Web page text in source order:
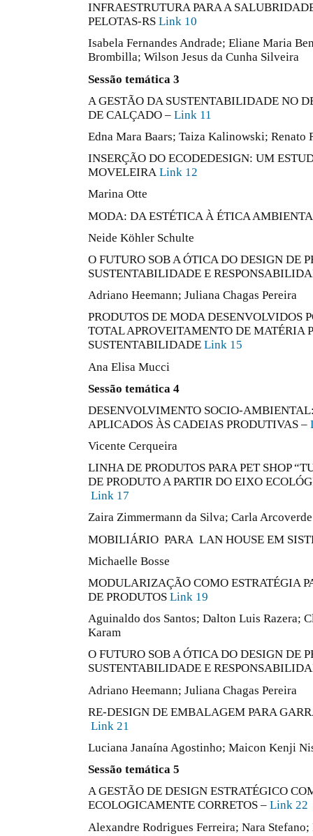
INFRAESTRUTURA PARA A
PELOTAS-RS Link 10
Isabela Fernandes Andrade; Eliane Maria
Brombilla; Wilson Jesus da Cunha Silveira
Sessão temática 3
A GESTÃO DA SUSTENTABILIDADE NO
DE CALÇADO – Link 11
Edna Mara Baars; Taiza Kalinowski; Renato
INSERÇÃO DO ECODEDESIGN: UM
MOVELEIRA Link 12
Marina Otte
MODA: DA ESTÉTICA À ÉTICA
Neide Köhler Schulte
O FUTURO SOB A ÓTICA DO DESIGN DE
SUSTENTABILIDADE E
Adriano Heemann; Juliana Chagas Pereira
PRODUTOS DE MODA DESENVOLVIDOS
TOTAL APROVEITAMENTO DE MATÉRIA
SUSTENTABILIDADE Link 15
Ana Elisa Mucci
Sessão temática 4
DESENVOLVIMENTO SOCIO-
APLICADOS ÀS CADEIAS PRODUTIVAS –
Vicente Cerqueira
LINHA DE PRODUTOS PARA PET SHOP
DE PRODUTO A PARTIR DO EIXO
Link 17
Zaira Zimmermann da Silva; Carla
MOBILIÁRIO PARA LAN HOUSE EM
Michaelle Bosse
MODULARIZAÇÃO COMO ESTRATÉGIA
DE PRODUTOS Link 19
Aguinaldo dos Santos; Dalton Luis Razera;
Karam
O FUTURO SOB A ÓTICA DO DESIGN DE
SUSTENTABILIDADE E
Adriano Heemann; Juliana Chagas Pereira
RE-DESIGN DE EMBALAGEM PARA
Link 21
Luciana Janaína Agostinho; Maicon Kenji
Sessão temática 5
A GESTÃO DE DESIGN ESTRATÉGICO
ECOLOGICAMENTE CORRETOS – Link 22
Alexandre Rodrigues Ferreira; Nara